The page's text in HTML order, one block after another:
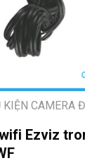
KIỆN CAMERA
Ezviz